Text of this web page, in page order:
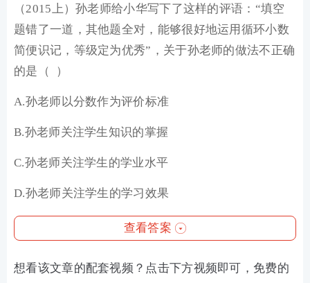
（2015上）孙老师给小华写下了这样的评语：“填空
题错了一道，其他题全对，能够很好地运用循环小数
简便识记，等级定为优秀”，关于孙老师的做法不正确
的是（ ）
A.孙老师以分数作为评价标准
B.孙老师关注学生知识的掌握
C.孙老师关注学生的学业水平
D.孙老师关注学生的学习效果
查看答案
想看该文章的配套视频？点击下方视频即可，免费的